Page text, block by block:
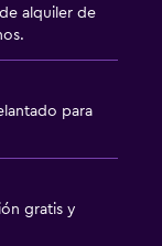
alquiler de
para
gratis y